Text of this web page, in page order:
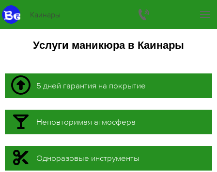
Каинары
Услуги маникюра в Каинары
5 дней гарантия на покрытие
Неповторимая атмосфера
Одноразовые инструменты